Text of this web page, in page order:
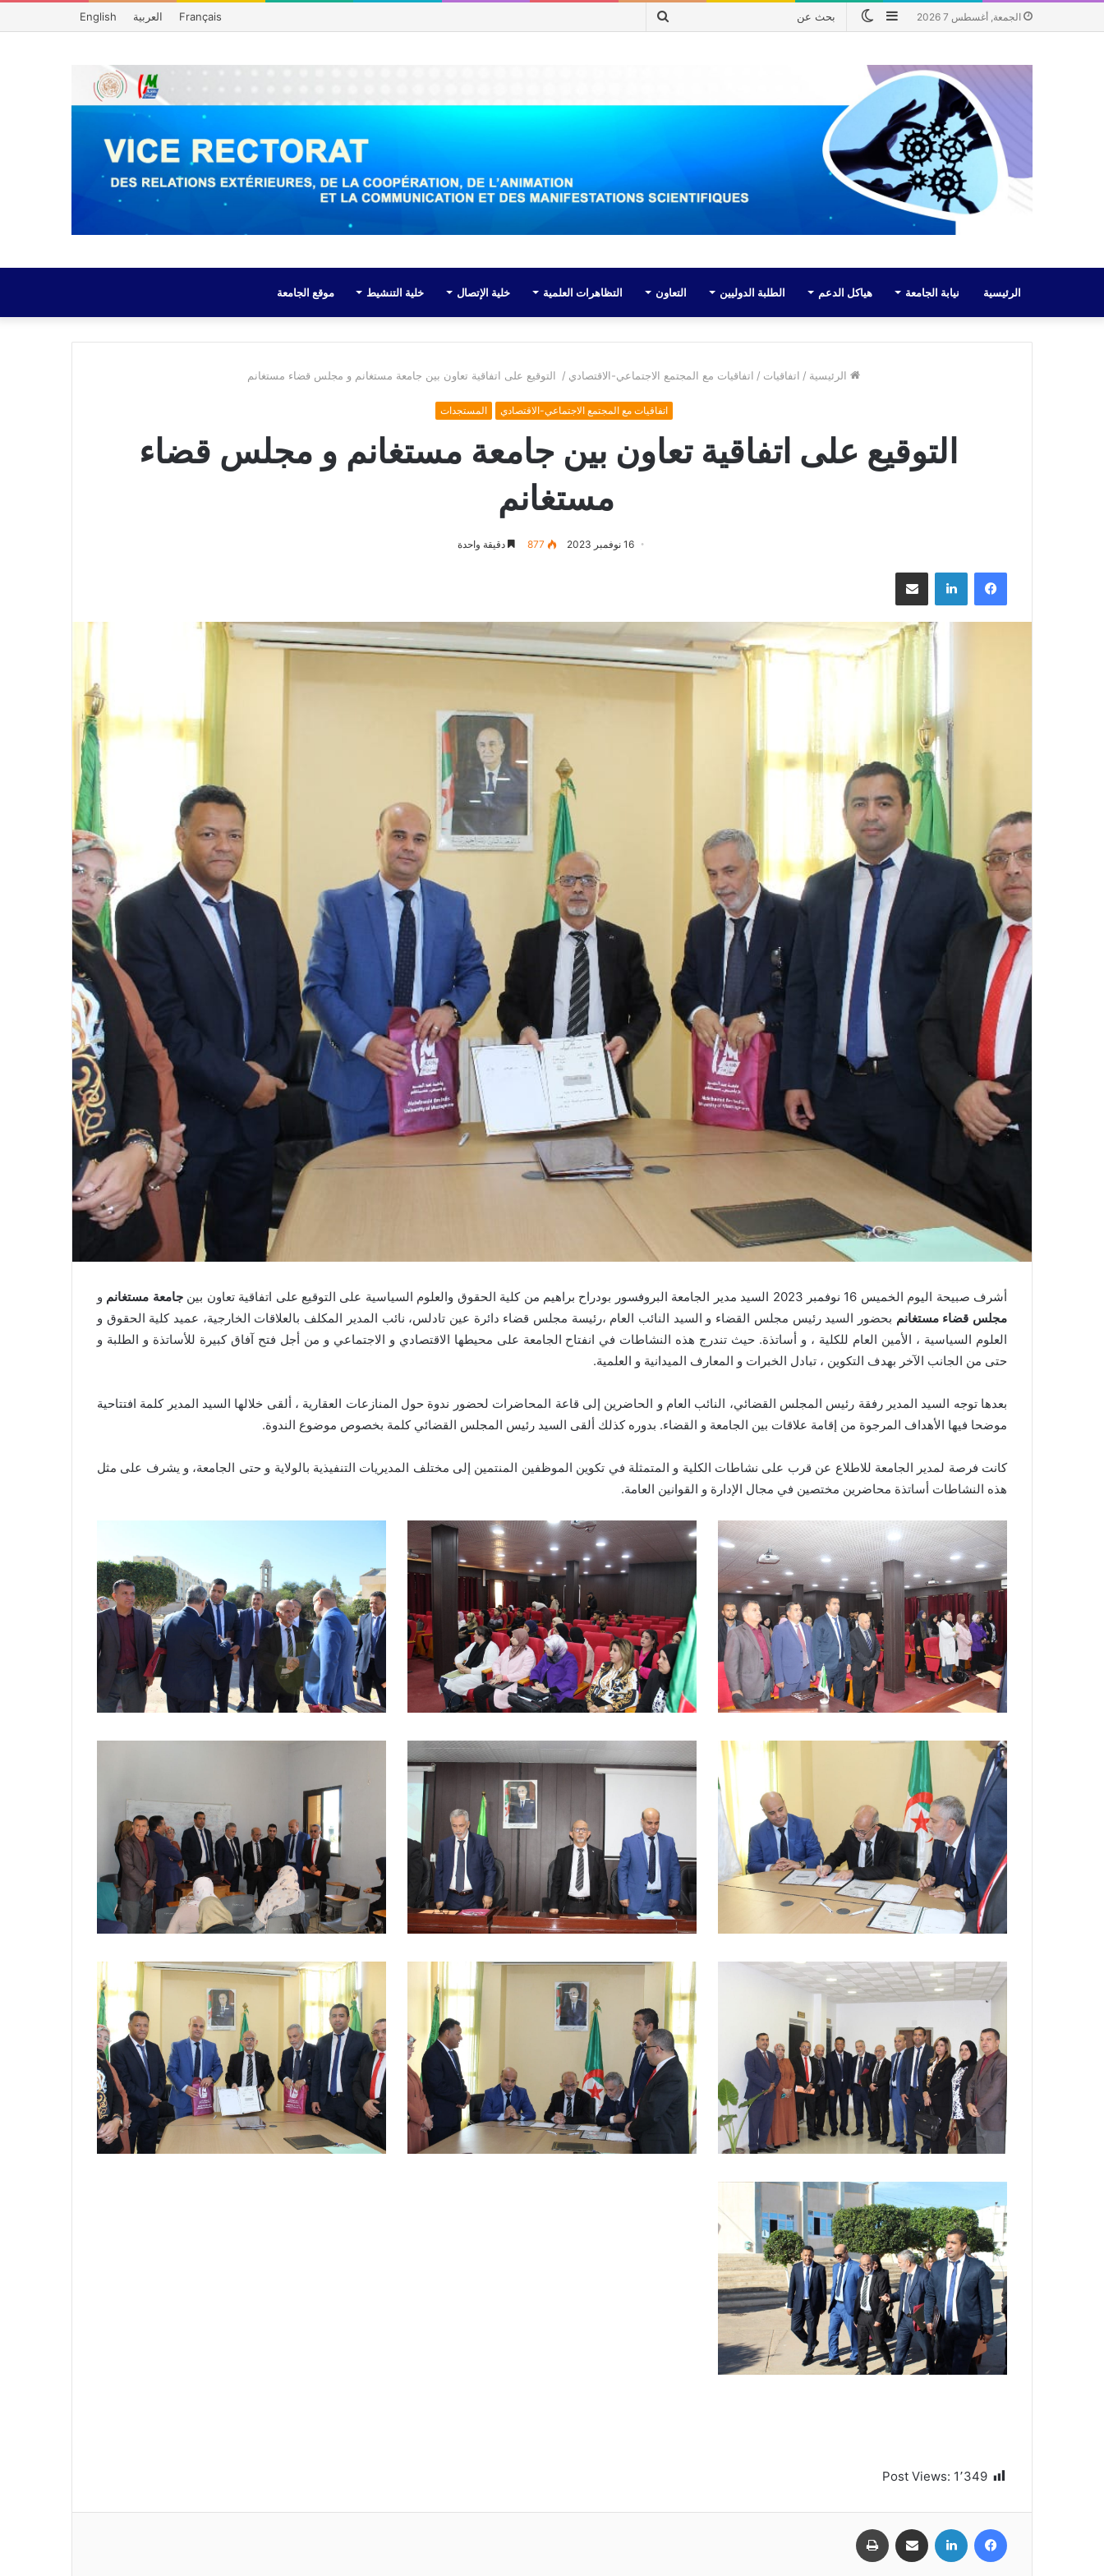
الجمعة, أغسطس 7 2026
بحث
الوضع إضافة
جانبي
Français العربية English
الرئيسية نيابة الجامعة هياكل الدعم الطلبة الدوليين التعاون التظاهرات العلمية خلية الإتصال خلية التنشيط موقع الجامعة
الرئيسية / اتفاقيات / اتفاقيات مع المجتمع الاجتماعي-الاقتصادي / التوقيع على اتفاقية تعاون بين جامعة مستغانم و مجلس قضاء مستغانم
اتفاقيات مع المجتمع الاجتماعي-الاقتصادي المستجدات
التوقيع على اتفاقية تعاون بين جامعة مستغانم و مجلس قضاء
مستغانم
16 نوفمبر 2023 877 دقيقة واحدة
فيسبوك لينكدإن مشاركة عبر البريد
أشرف صبيحة اليوم الخميس 16 نوفمبر 2023 السيد مدير الجامعة البروفسور بودراح براهيم من كلية الحقوق والعلوم السياسية على التوقيع على اتفاقية تعاون بين جامعة مستغانم و
مجلس قضاء مستغانم بحضور السيد رئيس مجلس القضاء و السيد النائب العام ،رئيسة مجلس قضاء دائرة عين تادلس، نائب المدير المكلف بالعلاقات الخارجية، عميد كلية الحقوق و
العلوم السياسية ، الأمين العام للكلية ، و أساتذة. حيث تندرج هذه النشاطات في انفتاح الجامعة على محيطها الاقتصادي و الاجتماعي و من أجل فتح آفاق كبيرة للأساتذة و الطلبة و
حتى من الجانب الآخر بهدف التكوين ، تبادل الخبرات و المعارف الميدانية و العلمية.
بعدها توجه السيد المدير رفقة رئيس المجلس القضائي، النائب العام و الحاضرين إلى قاعة المحاضرات لحضور ندوة حول المنازعات العقارية ، ألقى خلالها السيد المدير كلمة افتتاحية
موضحا فيها الأهداف المرجوة من إقامة علاقات بين الجامعة و القضاء. بدوره كذلك ألقى السيد رئيس المجلس القضائي كلمة بخصوص موضوع الندوة.
كانت فرصة لمدير الجامعة للاطلاع عن قرب على نشاطات الكلية و المتمثلة في تكوين الموظفين المنتمين إلى مختلف المديريات التنفيذية بالولاية و حتى الجامعة، و يشرف على مثل
هذه النشاطات أساتذة محاضرين مختصين في مجال الإدارة و القوانين العامة.
Post Views: 1٬349
فيسبوك لينكدإن مشاركة عبر البريد